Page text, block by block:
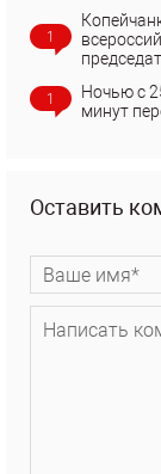
1
1
Ночью с
минут
Оставить